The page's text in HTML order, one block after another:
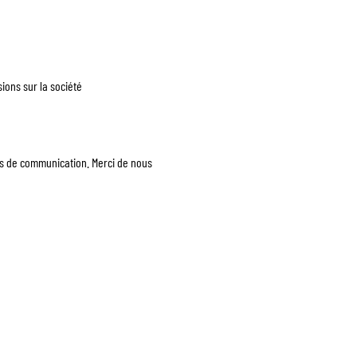
sur la société
communication. Merci de nous